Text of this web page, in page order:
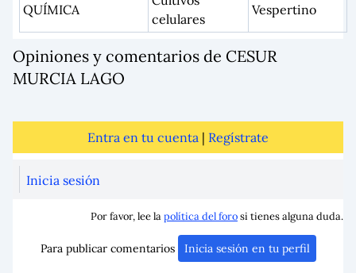
QUÍMICA
celulares
Vespertino
Opiniones y comentarios de CESUR
MURCIA LAGO
Entra en tu cuenta | Regístrate
Inicia sesión
Por favor, lee lapolítica del forosi tienes alguna duda.
Para publicar comentarios Inicia sesión en tu perfil